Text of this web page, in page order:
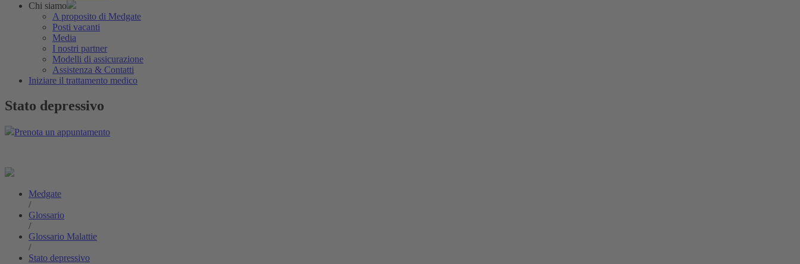
Chi siamo
A proposito di Medgate
Posti vacanti
Media
I nostri partner
Modelli di assicurazione
Assistenza & Contatti
Iniziare il trattamento medico
Stato depressivo
Prenota un appuntamento
Medgate
/
Glossario
/
Glossario Malattie
/
Stato depressivo